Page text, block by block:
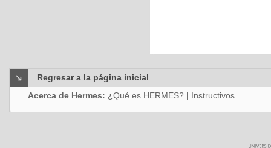
Regresar a la página inicial
Acerca de Hermes: ¿Qué es HERMES? | Instructivos